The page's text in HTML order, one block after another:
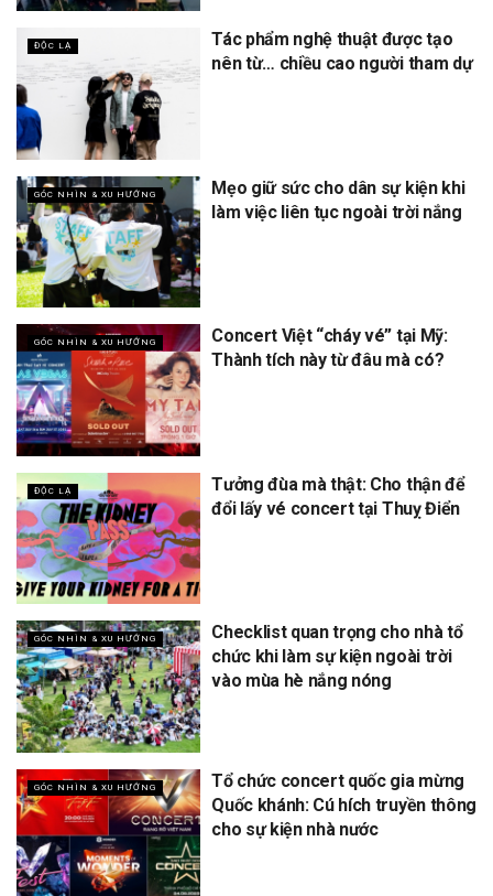
ĐỘC LẠ
Tác phẩm nghệ thuật được tạo
nên từ… chiều cao người tham dự
GÓC NHÌN & XU HƯỚNG
Mẹo giữ sức cho dân sự kiện khi
làm việc liên tục ngoài trời nắng
GÓC NHÌN & XU HƯỚNG
Concert Việt “cháy vé” tại Mỹ:
Thành tích này từ đâu mà có?
ĐỘC LẠ
Tưởng đùa mà thật: Cho thận để
đổi lấy vé concert tại Thuỵ Điển
GÓC NHÌN & XU HƯỚNG
Checklist quan trọng cho nhà tổ
chức khi làm sự kiện ngoài trời
vào mùa hè nắng nóng
GÓC NHÌN & XU HƯỚNG
Tổ chức concert quốc gia mừng
Quốc khánh: Cú hích truyền thông
cho sự kiện nhà nước